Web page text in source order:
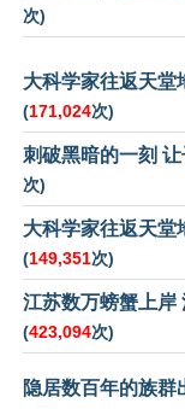
次)
大科学家往返天堂
(171,024次)
刺破黑暗的一刻
次)
大科学家往返天堂
(149,351次)
江苏数万螃蟹上岸
(423,094次)
隐居数百年的族群